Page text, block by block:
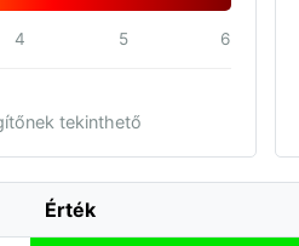
4 5 6
tekinthető
Érték